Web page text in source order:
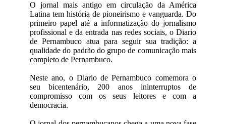
O jornal mais antigo em circulação da América
Latina tem história de pioneirismo e vanguarda. Do
primeiro papel até a informatização do jornalismo
profissional e da entrada nas redes sociais, o Diario
de Pernambuco atua para seguir sua tradição: a
qualidade do padrão do grupo de comunicação mais
completo de Pernambuco.
Neste ano, o Diario de Pernambuco comemora o
seu bicentenário, 200 anos ininterruptos de
compromisso com os seus leitores e com a
democracia.